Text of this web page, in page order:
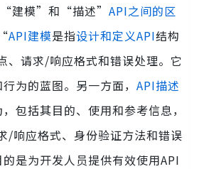
“建模”和“描述” API之间的区
API建模是指设计和定义API结构
、请求/响应格式和错误处理。它
为的蓝图。另一方面， API描述
包括其目的、使用和参考信息，
/响应格式、身份验证方法和错误
是为开发人员提供有效使用API